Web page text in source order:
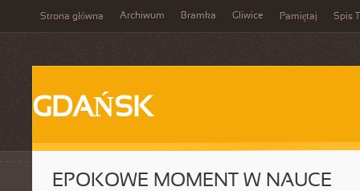
Strona główna Archiwum Bramka Gliwice Pamiętaj Spis
GDAŃSK
EPOKOWE MOMENT W NAUCE